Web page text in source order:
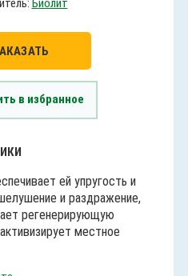
Биолит
в избранное
ей упругость и
и раздражение,
регенерирующую
местное